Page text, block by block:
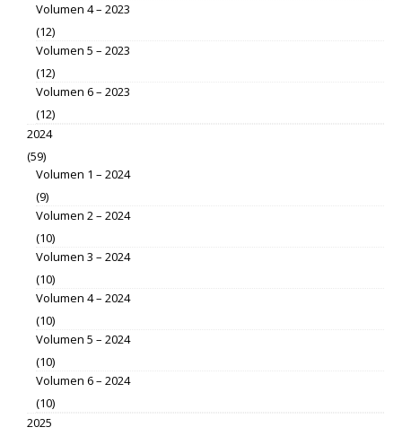
Volumen 4 – 2023
(12)
Volumen 5 – 2023
(12)
Volumen 6 – 2023
(12)
2024
(59)
Volumen 1 – 2024
(9)
Volumen 2 – 2024
(10)
Volumen 3 – 2024
(10)
Volumen 4 – 2024
(10)
Volumen 5 – 2024
(10)
Volumen 6 – 2024
(10)
2025